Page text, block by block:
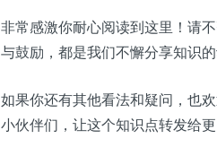
非常感激你耐心阅读到这里！请
与鼓励，都是我们不懈分享知识的
如果你还有其他看法和疑问，也
小伙伴们，让这个知识点转发给